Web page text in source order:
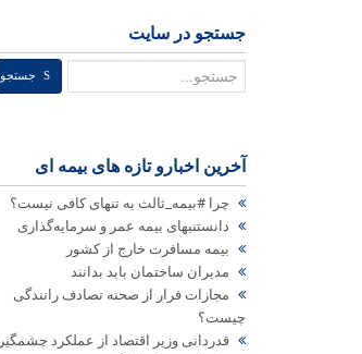
جستجو در سایت
جستجوجستجو
آخرین اخبارو تازه های بیمه ای
چرا #بیمه_ثالث به تنهای کافی نیست؟
دانستنیهای بیمه عمر و سرمایه‌گذاری
بیمه مسافرت خارج از کشور
مدیران ساختمان باید بدانند
مجازات فرار از صحنه تصادف رانندگی
چیست؟
قدردانی وزیر اقتصاد از عملکرد چشمگیر